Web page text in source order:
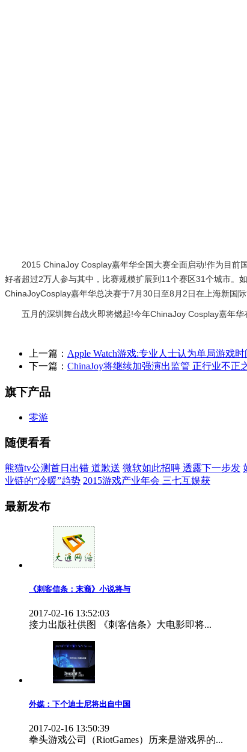
2015 ChinaJoy Cosplay嘉年华全国大赛全面启动!作为目前
好者超过2万人参与其中，比赛规模扩展到11个赛区31个城市。
ChinaJoyCosplay嘉年华总决赛于7月30日至8月2日在上海新国
五月的深圳舞台战火即将燃起!今年ChinaJoy Cosplay嘉年
上一篇： Apple Watch游戏:专业人士认为单局游戏
下一篇： ChinaJoy将继续加强演出监管 正行业不正
旗下产品
零游
随便看看
熊猫tv公测首日出错 道歉送 微软如此招聘 透露下一步发
业链的“冷暖”趋势 2015游戏产业年会 三七互娱获
最新发布
《刺客信条：末裔》小说将与
2017-02-16 13:52:03
接力出版社供图 《刺客信条》大电影即将...
外媒：下个迪士尼将出自中国
2017-02-16 13:50:39
拳头游戏公司（RiotGames）历来是游戏界的...